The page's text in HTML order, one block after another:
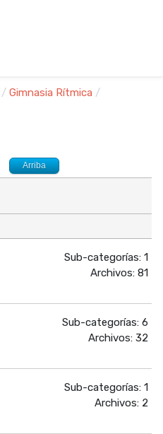
Gimnasia Rítmica
Arriba
Sub-categorías: 1
Archivos: 81
Sub-categorías: 6
Archivos: 32
Sub-categorías: 1
Archivos: 2